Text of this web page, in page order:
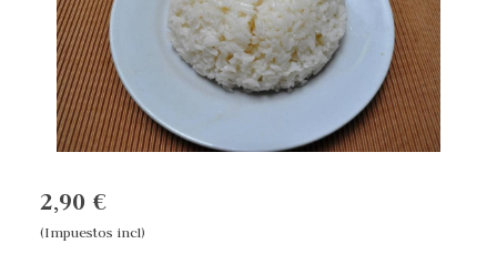
2,90 €
(Impuestos incl)